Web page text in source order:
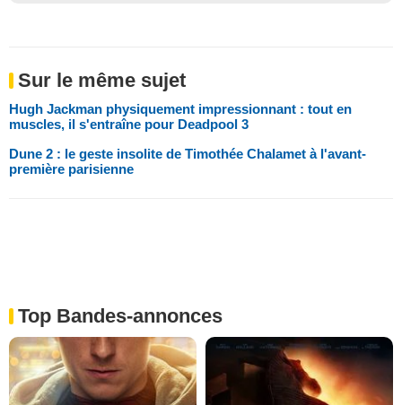
Sur le même sujet
Hugh Jackman physiquement impressionnant : tout en
muscles, il s'entraîne pour Deadpool 3
Dune 2 : le geste insolite de Timothée Chalamet à l'avant-
première parisienne
Top Bandes-annonces